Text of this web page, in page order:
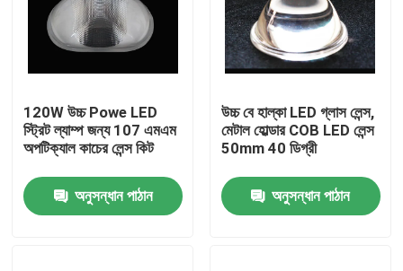
120W উচ্চ Powe LED
স্ট্রিট ল্যাম্প জন্য 107 এমএম
অপটিক্যাল কাচের লেন্স কিট
অনুসন্ধান পাঠান
উচ্চ বে হাল্কা LED গ্লাস লেন্স,
মেটাল হোল্ডার COB LED লেন্স
50mm 40 ডিগ্রী
অনুসন্ধান পাঠান